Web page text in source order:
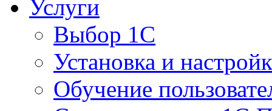
Услуги
Выбор 1С
Установка и
Обучение